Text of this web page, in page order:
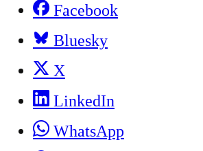
Facebook
Bluesky
X
LinkedIn
WhatsApp